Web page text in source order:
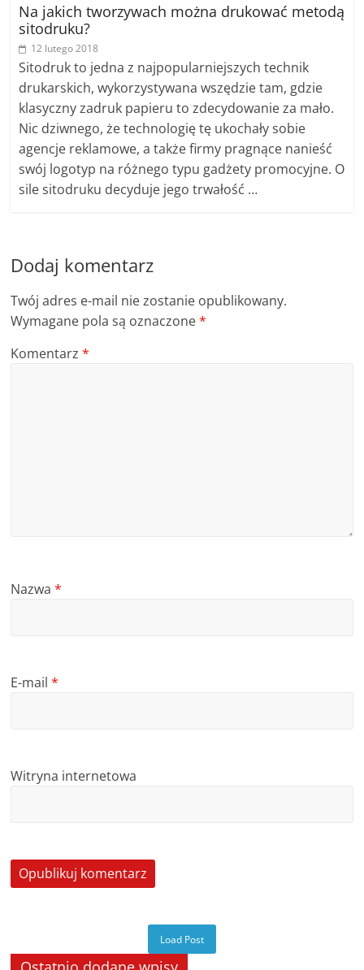
Na jakich tworzywach można drukować metodą
sitodruku?
12 lutego 2018
Sitodruk to jedna z najpopularniejszych technik
drukarskich, wykorzystywana wszędzie tam, gdzie
klasyczny zadruk papieru to zdecydowanie za mało.
Nic dziwnego, że technologię tę ukochały sobie
agencje reklamowe, a także firmy pragnące nanieść
swój logotyp na różnego typu gadżety promocyjne. O
sile sitodruku decyduje jego trwałość …
Dodaj komentarz
Twój adres e-mail nie zostanie opublikowany.
Wymagane pola są oznaczone*
Komentarz*
Nazwa*
E-mail*
Witryna internetowa
Load Post